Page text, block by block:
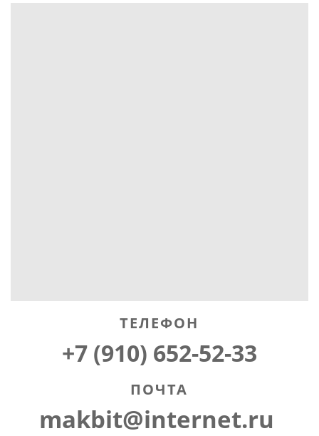
ТЕЛЕФОН
+7 (910) 652-52-33
ПОЧТА
makbit@internet.ru